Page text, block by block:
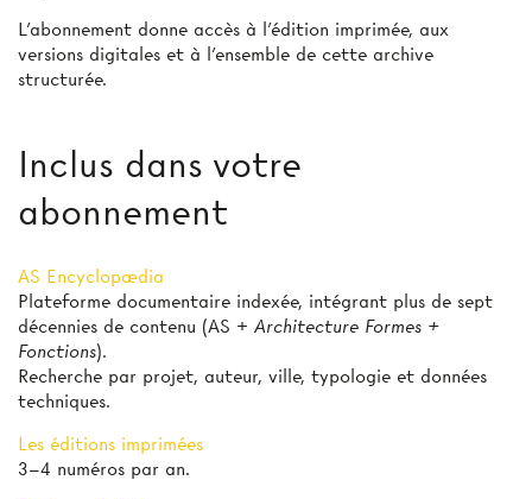
L’abonnement donne accès à l'édition imprimée, aux
versions digitales et à l’ensemble de cette archive
structurée.
Inclus dans votre
abonnement
AS Encyclopædia
Plateforme documentaire indexée, intégrant plus de sept
décennies de contenu (AS + Architecture Formes +
Fonctions).
Recherche par projet, auteur, ville, typologie et données
techniques.
Les éditions imprimées
3–4 numéros par an.